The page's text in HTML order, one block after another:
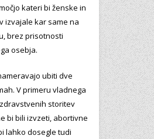
kateri bi ženske in
izvajale kar same na
brez prisotnosti
osebja.
ubiti dve
V primeru vladnega
storitev
bi bili izvzeti, abortivne
lahko dosegle tudi